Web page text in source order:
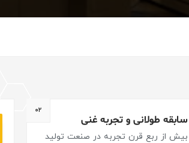
۰۲
سابقه طولانی و تجربه غنی
بیش از ربع قرن تجربه در صنعت تولید